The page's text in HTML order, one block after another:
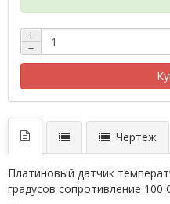
+
−
Чертеж
Платиновый датчик
градусов сопротивление 100